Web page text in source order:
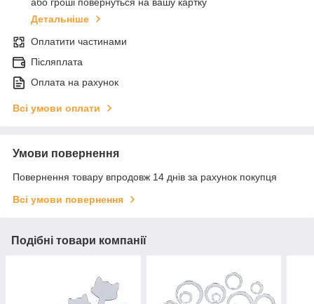
або гроші повернуться на вашу картку
Детальніше
Оплатити частинами
Післяплата
Оплата на рахунок
Всі умови оплати
Умови повернення
Повернення товару впродовж 14 днів за рахунок покупця
Всі умови повернення
Подібні товари компанії